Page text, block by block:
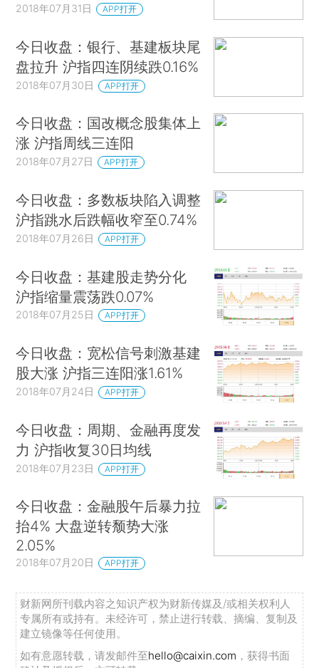
2018年07月31日 APP打开
今日收盘：银行、基建板块尾
盘拉升 沪指四连阴续跌0.16%
2018年07月30日 APP打开
今日收盘：国改概念股集体上
涨 沪指周线三连阳
2018年07月27日 APP打开
今日收盘：多数板块陷入调整
沪指跳水后跌幅收窄至0.74%
2018年07月26日 APP打开
今日收盘：基建股走势分化
沪指缩量震荡跌0.07%
2018年07月25日 APP打开
今日收盘：宽松信号刺激基建
股大涨 沪指三连阳涨1.61%
2018年07月24日 APP打开
今日收盘：周期、金融再度发
力 沪指收复30日均线
2018年07月23日 APP打开
今日收盘：金融股午后暴力拉
抬4% 大盘逆转颓势大涨
2.05%
2018年07月20日 APP打开
财新网所刊载内容之知识产权为财新传媒及/或相关权利人
专属所有或持有。未经许可，禁止进行转载、摘编、复制及
建立镜像等任何使用。
如有意愿转载，请发邮件至hello@caixin.com ，获得书面